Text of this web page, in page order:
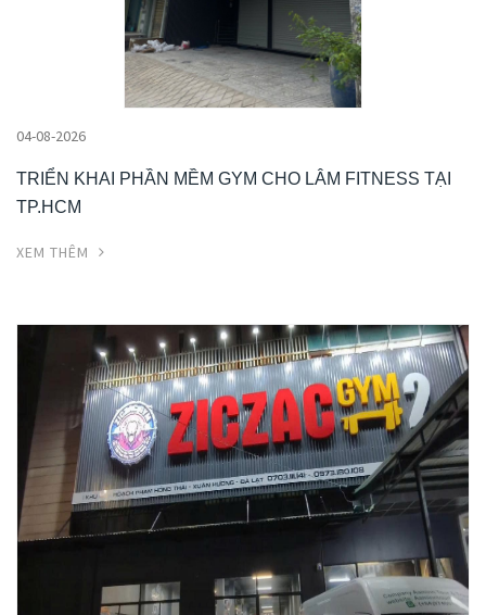
04-08-2026
TRIỂN KHAI PHẦN MỀM GYM CHO LÂM FITNESS TẠI
TP.HCM
XEM THÊM